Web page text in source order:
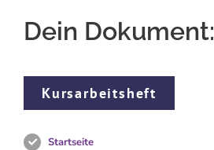
Dein Dokument:
Kursarbeitsheft
Startseite